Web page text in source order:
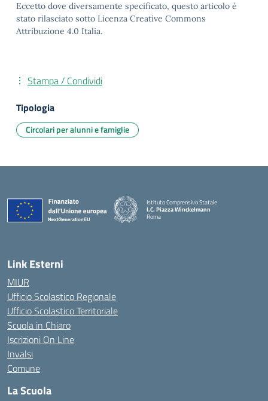
Eccetto dove diversamente specificato, questo articolo è
stato rilasciato sotto Licenza Creative Commons
Attribuzione 4.0 Italia.
Stampa / Condividi
Tipologia
Circolari per alunni e famiglie
Istituto Comprensivo Statale
I.C. Piazza Winckelmann
Roma
Link Esterni
MIUR
Ufficio Scolastico Regionale
Ufficio Scolastico Territoriale
Scuola in Chiaro
Iscrizioni On Line
Invalsi
Comune
La Scuola